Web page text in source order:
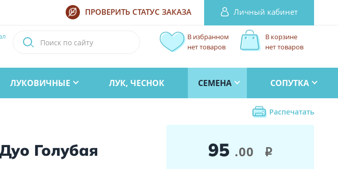
ПРОВЕРИТЬ СТАТУС ЗАКАЗА Личный кабинет
В корзине
нет товаров
В избранном
нет товаров
ЛУКОВИЧНЫЕ ЛУК, ЧЕСНОК СЕМЕНА СОПУТКА
Распечатать
Голубая 95 .00 i